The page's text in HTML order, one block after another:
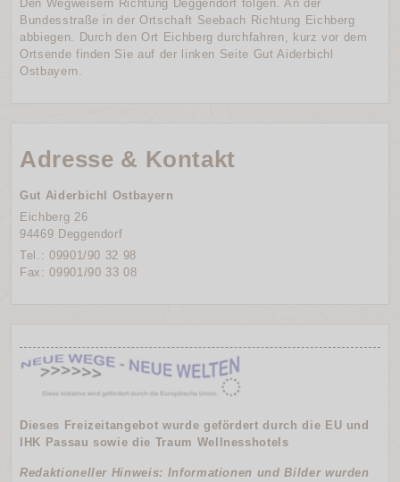
Den Wegweisern Richtung Deggendorf folgen. An der
Bundesstraße in der Ortschaft Seebach Richtung Eichberg
abbiegen. Durch den Ort Eichberg durchfahren, kurz vor dem
Ortsende finden Sie auf der linken Seite Gut Aiderbichl
Ostbayern.
Adresse & Kontakt
Gut Aiderbichl Ostbayern
Eichberg 26
94469 Deggendorf
Tel.: 09901/90 32 98
Fax: 09901/90 33 08
Dieses Freizeitangebot wurde gefördert durch die EU und
IHK Passau sowie die Traum Wellnesshotels
Redaktioneller Hinweis: Informationen und Bilder wurden